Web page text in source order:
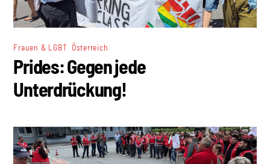
Frauen & LGBT Österreich
Prides: Gegen jede
Unterdrückung!